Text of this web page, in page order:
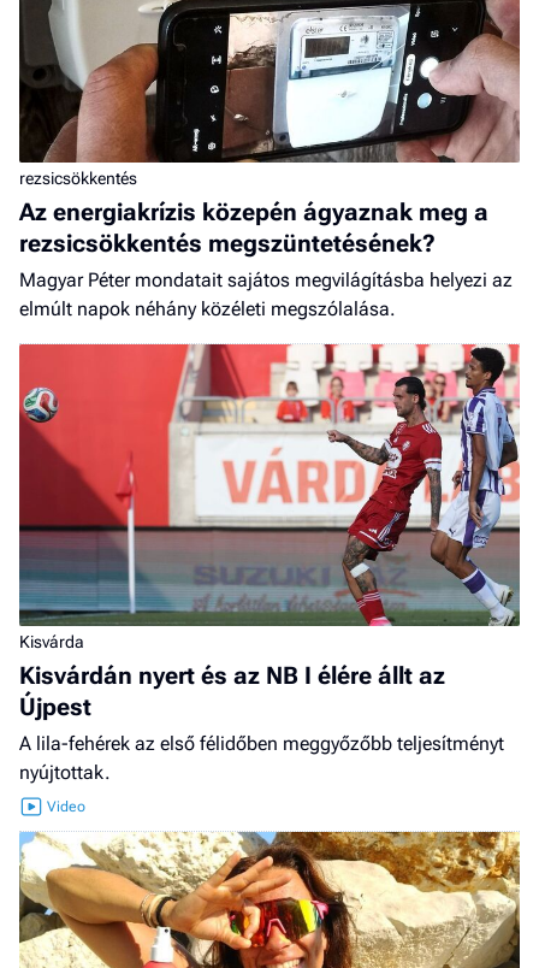
rezsicsökkentés
Az energiakrízis közepén ágyaznak meg a
rezsicsökkentés megszüntetésének?
Magyar Péter mondatait sajátos megvilágításba helyezi az
elmúlt napok néhány közéleti megszólalása.
Kisvárda
Kisvárdán nyert és az NB I élére állt az
Újpest
A lila-fehérek az első félidőben meggyőzőbb teljesítményt
nyújtottak.